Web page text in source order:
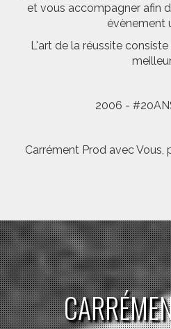
et vous accompagner afin
évènement
L'art de la réussite
2006 -
Carrément Prod avec Vous,